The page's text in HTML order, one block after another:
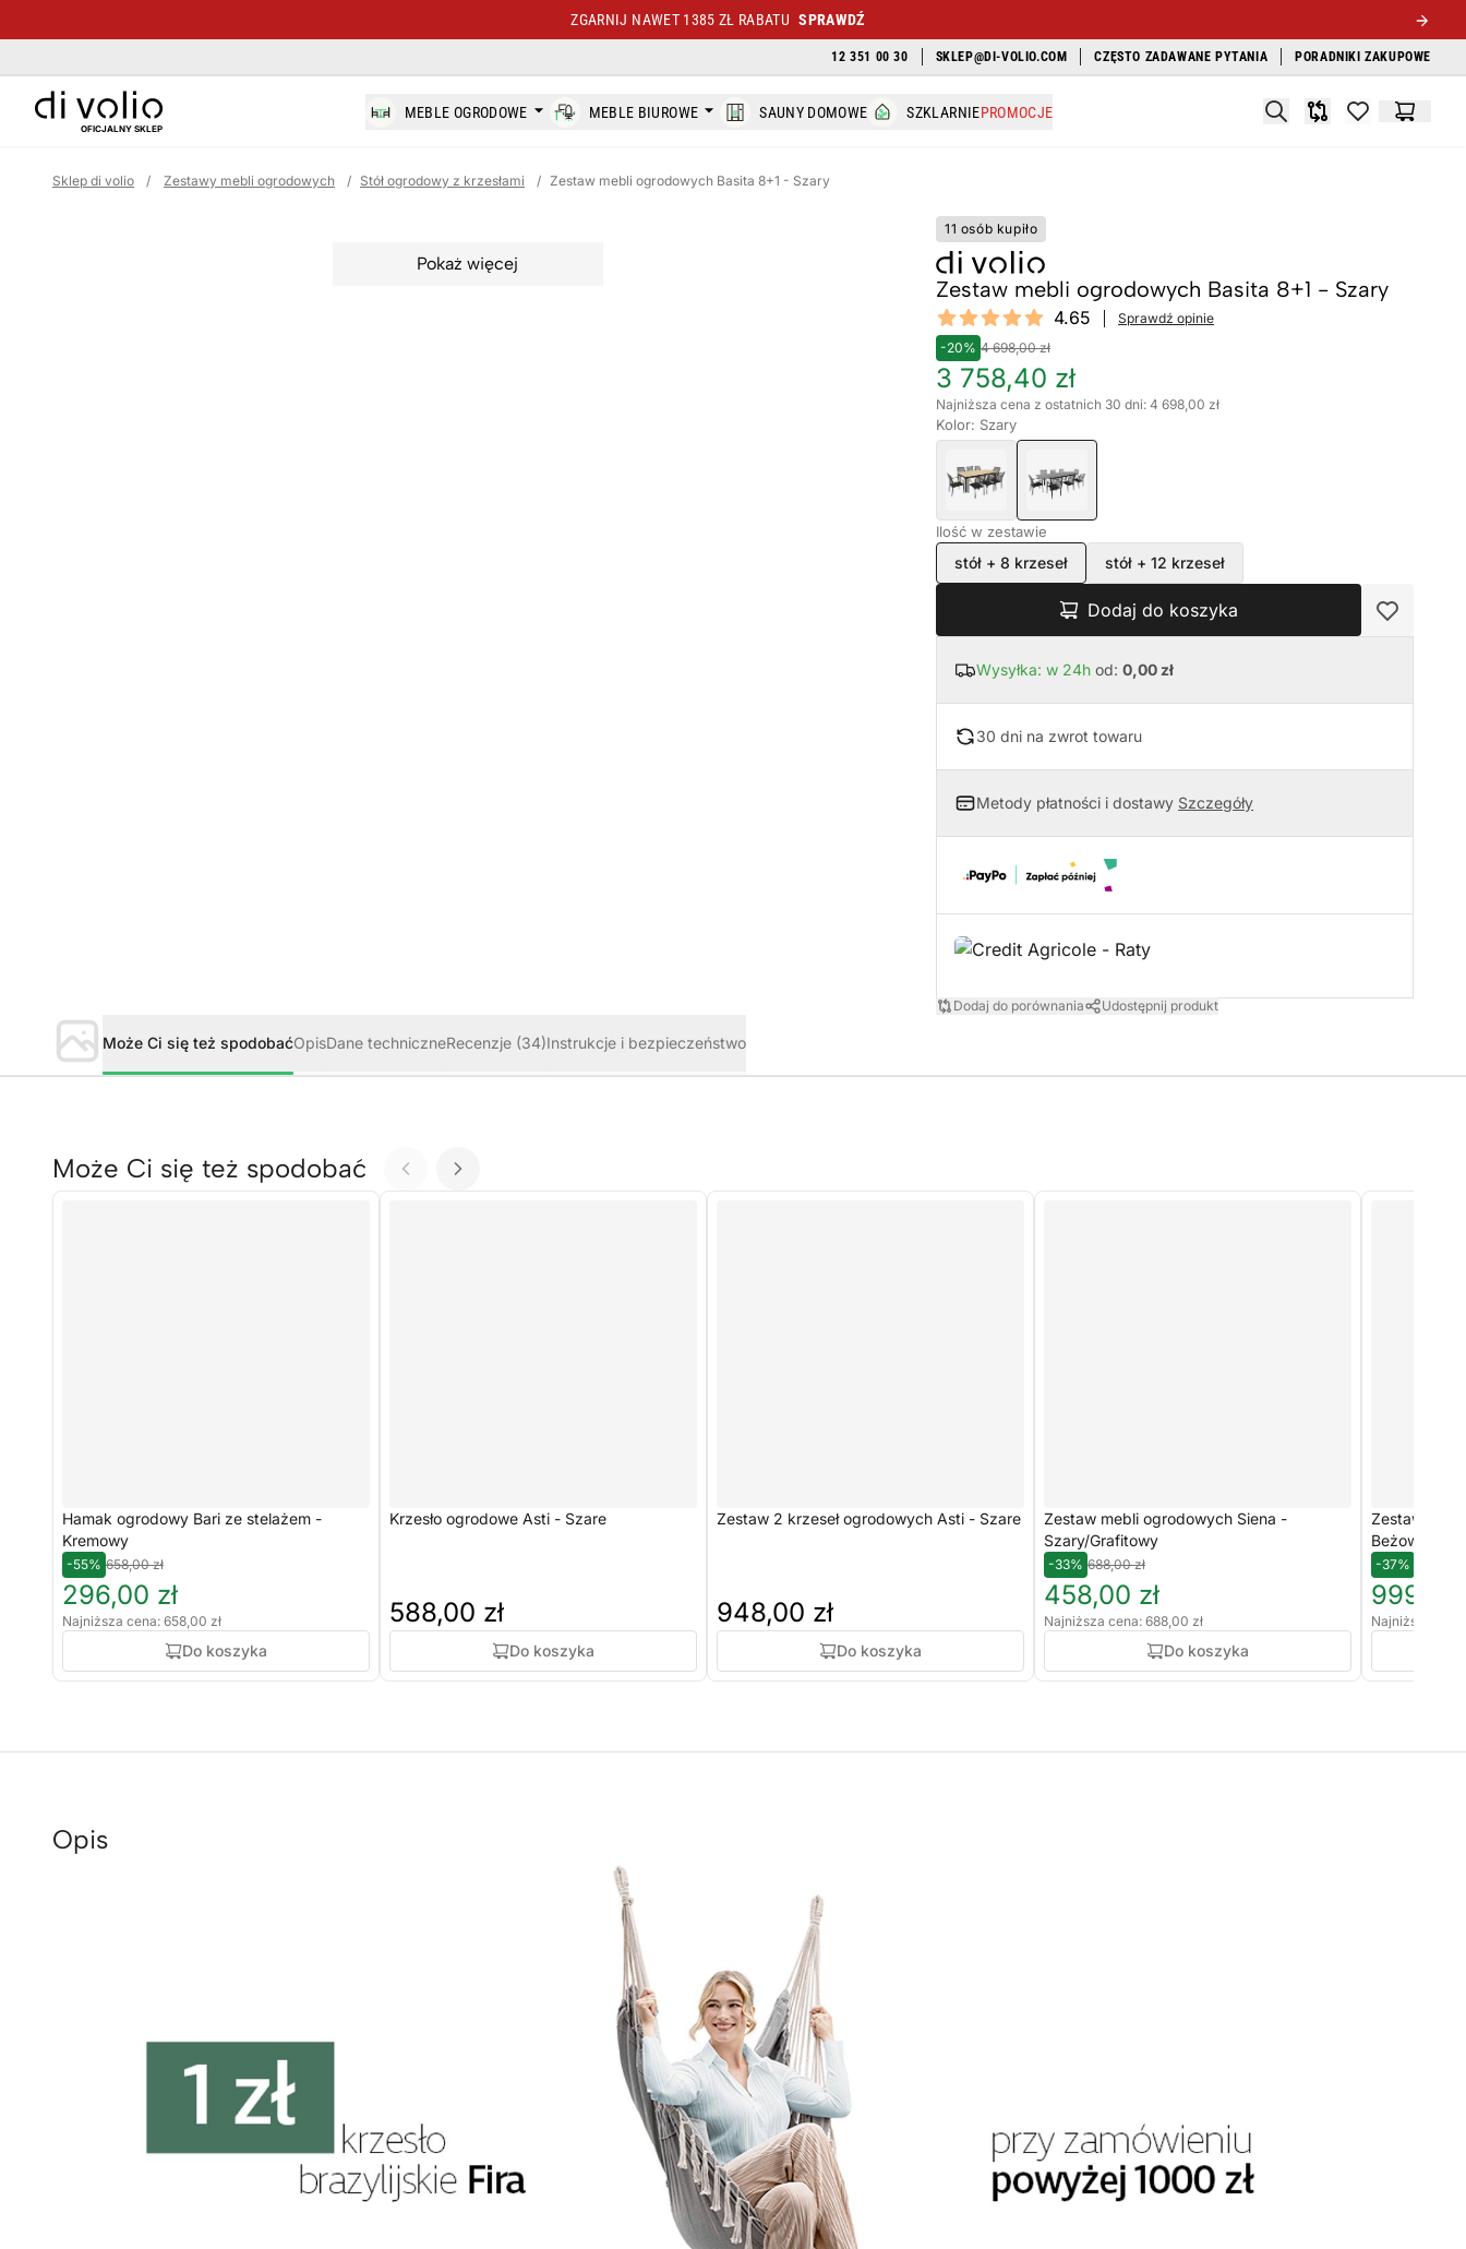
ZGARNIJ NAWET 1385 ZŁ RABATU SPRAWDŹ
12 351 00 30 SKLEP@DI-VOLIO.COM CZĘSTO ZADAWANE PYTANIA PORADNIKI ZAKUPOWE
di-volio.com
OFICJALNY SKLEP
MEBLE OGRODOWE MEBLE BIUROWE SAUNY DOMOWE SZKLARNIEPROMOCJE SearchPorównywarka
items inKoszyk
Sklep di volio / Zestawy mebli ogrodowych / Stół ogrodowy z krzesłami / Zestaw mebli ogrodowych Basita 8+1 - Szary
Pokaż więcej
11 osób kupiło
Zestaw mebli ogrodowych Basita 8+1 - Szary
Reviews
4.65 out of 5 stars 4.65
Sprawdź opinie
-20% 4 698,00 zł
3 758,40 zł
Najniższa cena z ostatnich 30 dni: 4 698,00 zł
Kolor: Szary
Ilość w zestawie
stół + 8 krzeseł stół + 12 krzeseł
Dodaj do koszyka
Wysyłka: w 24h od: 0,00 zł
30 dni na zwrot towaru
Metody płatności i dostawy Szczegóły
Dodaj do porównania Udostępnij produkt
Może Ci się też spodobaćOpisDane techniczneRecenzje (34)Instrukcje i bezpieczeństwo
Może Ci się też spodobać
Hamak ogrodowy Bari ze stelażem -
Kremowy
-55% 658,00 zł
296,00 zł
Najniższa cena: 658,00 zł
Do koszyka
Krzesło ogrodowe Asti - Szare
588,00 zł
Do koszyka
Zestaw 2 krzeseł ogrodowych Asti - Szare
948,00 zł
Do koszyka
Zestaw mebli ogrodowych Siena -
Szary/Grafitowy
-33% 688,00 zł
458,00 zł
Najniższa cena: 688,00 zł
Do koszyka
Zestaw 4
Beżowe
-37%
999,00
Najniższa
Opis